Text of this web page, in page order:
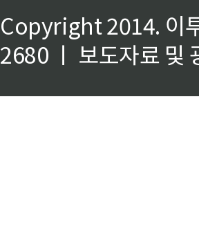
Copyright 2014. 이
2680 ㅣ 보도자료